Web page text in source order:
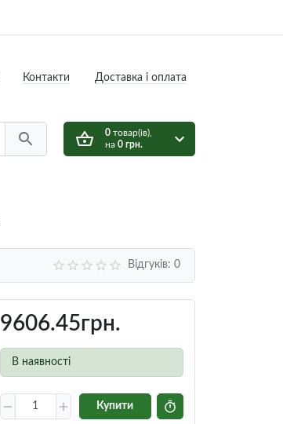
Контакти Доставка i оплата
0товар(ів),
на 0 грн.
Відгуків: 0
9606.45грн.
В наявності
Купити